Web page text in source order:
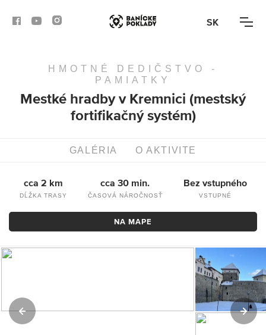
SK
AKTIVITY
TRASY
BANSKÁ ŠTIAVNICA
KREMNICA
HMOTNÉ DEDIČSTVO -
PAMIATKY
Mestké hradby v Kremnici (mestský
fortifikačný systém)
GALÉRIA O AKTIVITE
cca 2 km
DĹŽKA TRASY
cca 30 min.
ČASOVÁ NÁROČNOSŤ
Bez vstupného
VSTUPNÉ
NA MAPE